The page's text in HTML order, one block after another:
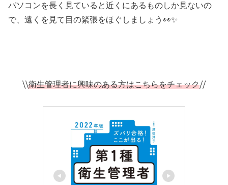
パソコンを長く見ていると近くにあるものしか見ないの
で、遠くを見て目の緊張をほぐしましょう👀✨
⧹⧹衛生管理者に興味のある方はこちらをチェック⧸⧸